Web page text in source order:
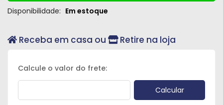
Disponibilidade: Em estoque
Receba em casa ou Retire na loja